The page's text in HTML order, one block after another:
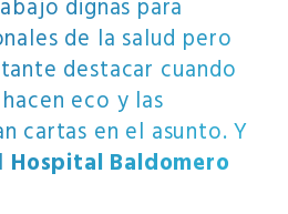
dignas para
de la salud pero
destacar cuando
eco y las
cartas en el asunto. Y
Hospital Baldomero